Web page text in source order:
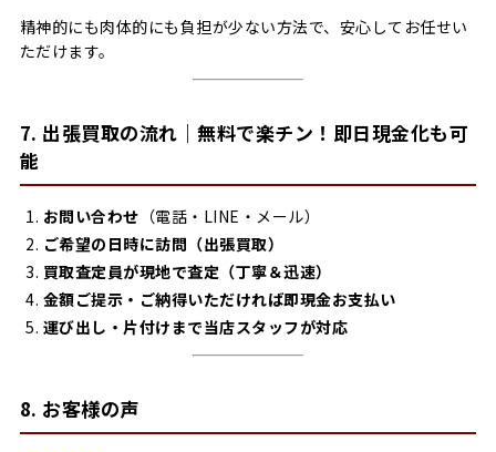
精神的にも肉体的にも負担が少ない方法で、安心してお任せい
ただけます。
7. 出張買取の流れ｜無料で楽チン！即日現金化も可
能
お問い合わせ （電話・LINE・メール）
ご希望の日時に訪問（出張買取）
買取査定員が現地で査定（丁寧＆迅速）
金額ご提示・ご納得いただければ即現金お支払い
運び出し・片付けまで当店スタッフが対応
8. お客様の声